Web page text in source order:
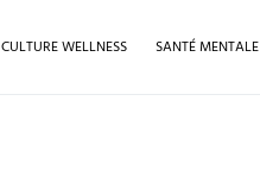
CULTURE WELLNESS SANTÉ MENTALE